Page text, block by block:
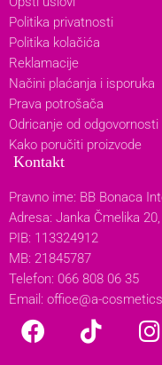
Politika privatnosti
Politika kolačića
Reklamacije
Načini plaćanja i isporuka
Prava potrošača
Odricanje od odgovornosti
Kako poručiti proizvode
Kontakt
Pravno ime: BB Bonaca
Adresa: Janka Čmelika
PIB: 113324912
MB: 21845787
Telefon: 066 808 06 35
Email: office@a-